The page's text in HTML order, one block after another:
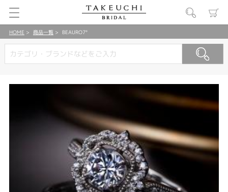
HOME 商品一覧 BEAURO7°